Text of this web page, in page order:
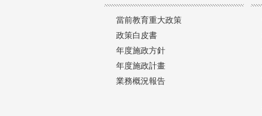
當前教育重大政策
政策白皮書
年度施政方針
年度施政計畫
業務概況報告